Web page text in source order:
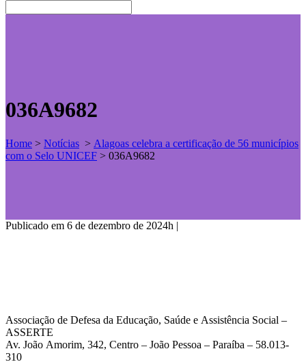
036A9682
Home > Notícias > Alagoas celebra a certificação de 56 municípios
com o Selo UNICEF > 036A9682
Publicado em 6 de dezembro de 2024h |
Associação de Defesa da Educação, Saúde e Assistência Social –
ASSERTE
Av. João Amorim, 342, Centro – João Pessoa – Paraíba – 58.013-
310